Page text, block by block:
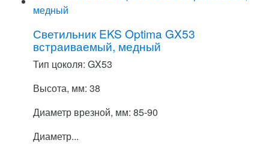
Светильник EKS Optima GX53
встраиваемый, медный
Тип цоколя: GX53
Высота, мм: 38
Диаметр врезной, мм: 85-90
Диаметр...